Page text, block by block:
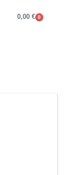
0,00 € 0